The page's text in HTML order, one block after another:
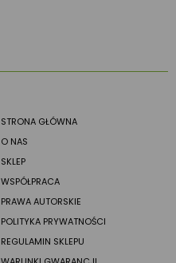
STRONA GŁÓWNA
O NAS
SKLEP
WSPÓŁPRACA
PRAWA AUTORSKIE
POLITYKA PRYWATNOŚCI
REGULAMIN SKLEPU